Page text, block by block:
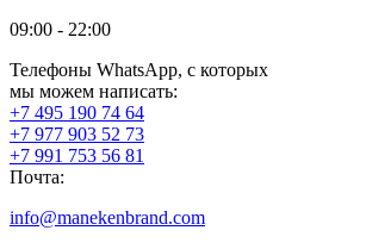
09:00 - 22:00
Телефоны WhatsApp, с которых
мы можем написать:
+7 495 190 74 64
+7 977 903 52 73
+7 991 753 56 81
Почта:
info@manekenbrand.com